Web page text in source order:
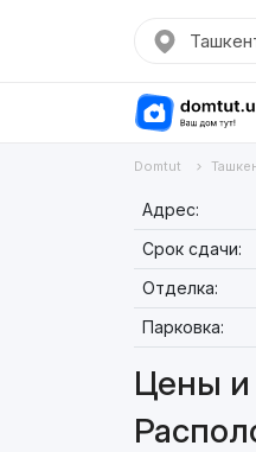
Domtut
Адрес:
Срок сдачи:
Отделка:
Парковка:
Цены и